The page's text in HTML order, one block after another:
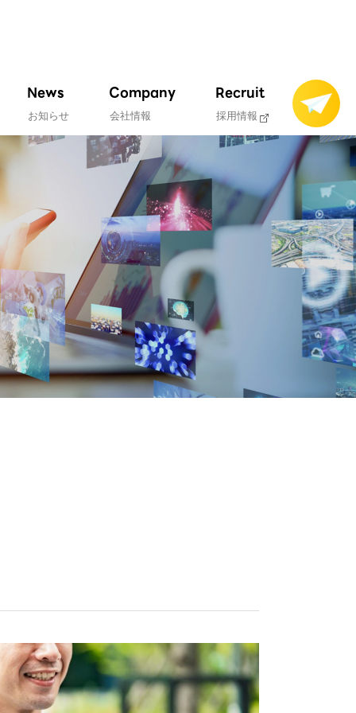
News
お知らせ
Company
会社情報
Recruit
採用情報